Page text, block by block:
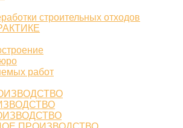
строительных отходов
работ